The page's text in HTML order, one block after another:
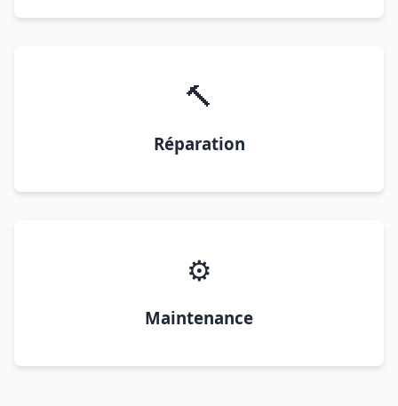
🔨
Réparation
⚙️
Maintenance